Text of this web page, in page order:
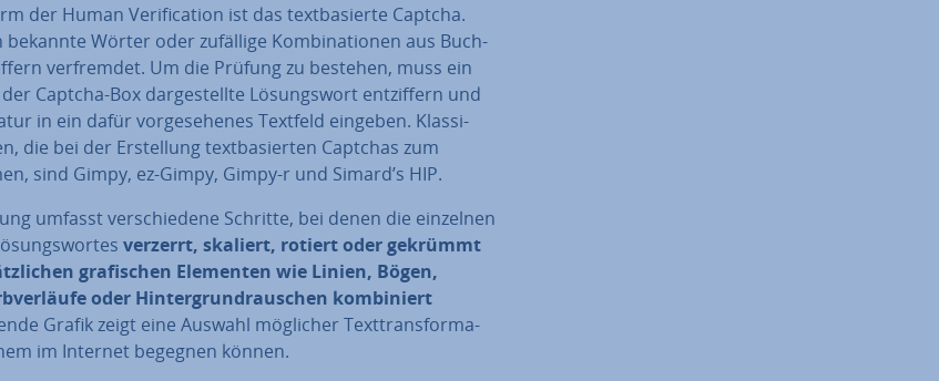
der Human Ve­ri­fi­ca­ti­on ist das text­ba­sier­te Captcha.
bekannte Wörter oder zufällige Kom­bi­na­tio­nen aus Buch­
ver­frem­det. Um die Prüfung zu bestehen, muss ein
Captcha-Box dar­ge­stell­te Lö­sungs­wort ent­zif­fern und
in ein dafür vor­ge­se­he­nes Textfeld eingeben. Klas­si­
die bei der Er­stel­lung text­ba­sier­ten Captchas zum
sind Gimpy, ez-Gimpy, Gimpy-r und Simard’s HIP.
umfasst ver­schie­de­ne Schritte, bei denen die einzelnen
verzerrt, skaliert, rotiert oder gekrümmt
gra­fi­schen Elementen wie Linien, Bögen,
oder Hin­ter­grund­rau­schen kom­bi­niert
Grafik zeigt eine Auswahl möglicher Text­trans­for­ma­
im Internet begegnen können.